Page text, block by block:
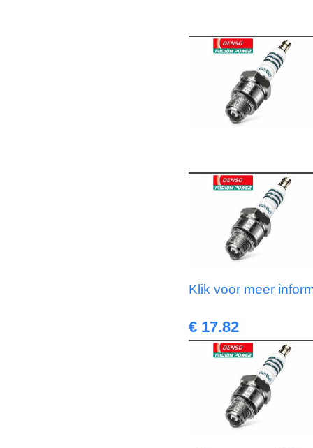
Klik voor meer
€ 17.82